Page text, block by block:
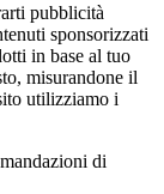
pubblicità
sponsorizzati
in base al tuo
misurandone il
utilizziamo i
di